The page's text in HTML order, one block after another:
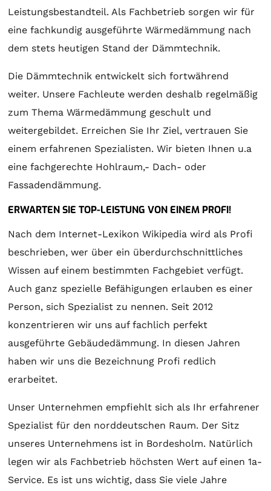
Leistungsbestandteil. Als Fachbetrieb sorgen wir für
eine fachkundig ausgeführte Wärmedämmung nach
dem stets heutigen Stand der Dämmtechnik.
Die Dämmtechnik entwickelt sich fortwährend
weiter. Unsere Fachleute werden deshalb regelmäßig
zum Thema Wärmedämmung geschult und
weitergebildet. Erreichen Sie Ihr Ziel, vertrauen Sie
einem erfahrenen Spezialisten. Wir bieten Ihnen u.a
eine fachgerechte Hohlraum,- Dach- oder
Fassadendämmung.
ERWARTEN SIE TOP-LEISTUNG VON EINEM PROFI!
Nach dem Internet-Lexikon Wikipedia wird als Profi
beschrieben, wer über ein überdurchschnittliches
Wissen auf einem bestimmten Fachgebiet verfügt.
Auch ganz spezielle Befähigungen erlauben es einer
Person, sich Spezialist zu nennen. Seit 2012
konzentrieren wir uns auf fachlich perfekt
ausgeführte Gebäudedämmung. In diesen Jahren
haben wir uns die Bezeichnung Profi redlich
erarbeitet.
Unser Unternehmen empfiehlt sich als Ihr erfahrener
Spezialist für den norddeutschen Raum. Der Sitz
unseres Unternehmens ist in Bordesholm. Natürlich
legen wir als Fachbetrieb höchsten Wert auf einen 1a-
Service. Es ist uns wichtig, dass Sie viele Jahre